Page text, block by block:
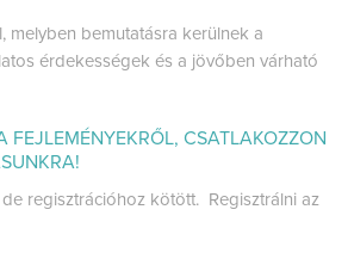
melyben bemutatásra kerülnek a
érdekességek és a jövőben várható
FEJLEMÉNYEKRŐL, CSATLAKOZZON
regisztrációhoz kötött. Regisztrálni az